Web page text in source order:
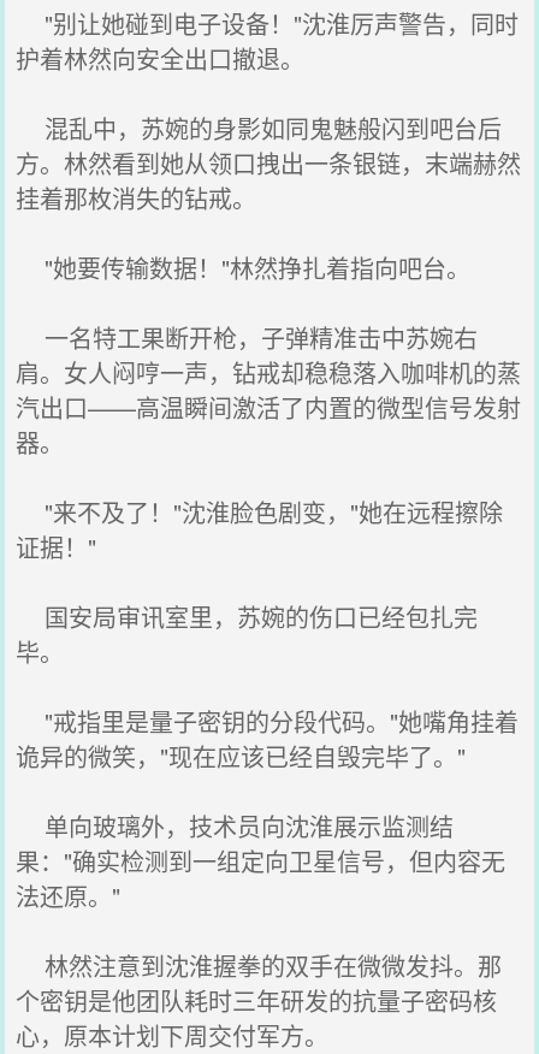
"别让她碰到电子设备！"沈淮厉声警告，同时
护着林然向安全出口撤退。
混乱中，苏婉的身影如同鬼魅般闪到吧台后
方。林然看到她从领口拽出一条银链，末端赫然
挂着那枚消失的钻戒。
"她要传输数据！"林然挣扎着指向吧台。
一名特工果断开枪，子弹精准击中苏婉右
肩。女人闷哼一声，钻戒却稳稳落入咖啡机的蒸
汽出口——高温瞬间激活了内置的微型信号发射
器。
"来不及了！"沈淮脸色剧变，"她在远程擦除
证据！"
国安局审讯室里，苏婉的伤口已经包扎完
毕。
"戒指里是量子密钥的分段代码。"她嘴角挂着
诡异的微笑，"现在应该已经自毁完毕了。"
单向玻璃外，技术员向沈淮展示监测结
果："确实检测到一组定向卫星信号，但内容无
法还原。"
林然注意到沈淮握拳的双手在微微发抖。那
个密钥是他团队耗时三年研发的抗量子密码核
心，原本计划下周交付军方。